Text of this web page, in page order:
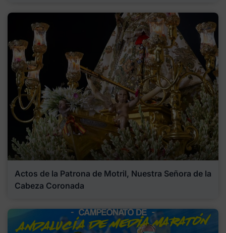
Actos de la Patrona de Motril, Nuestra Señora de la
Cabeza Coronada